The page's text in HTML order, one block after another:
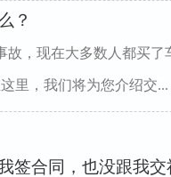
？
故，现在大多数人都买
里，我们将为您介绍交...
签合同，也没跟我